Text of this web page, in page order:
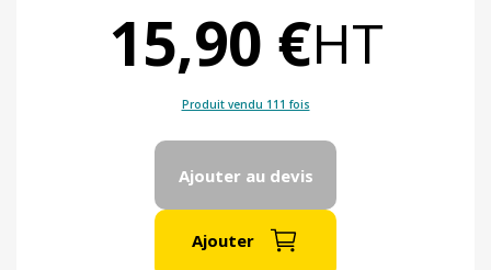
15,90 €HT
Produit vendu 111 fois
Ajouter au devis
Ajouter